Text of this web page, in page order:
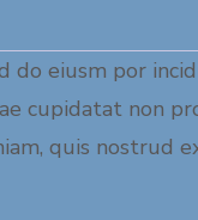
do eiusm por
cupidatat non
quis nostrud